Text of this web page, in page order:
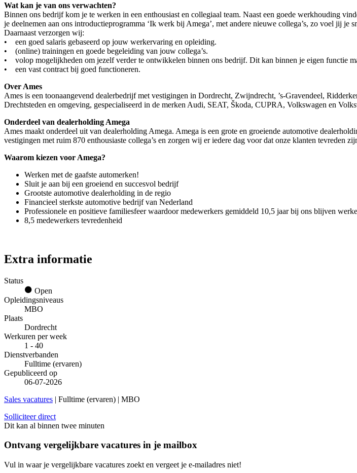
Wat kan je van ons verwachten?
Binnen ons bedrijf kom je te werken in een enthousiast en collegiaal team. Naast een goede werkhouding
je deelnemen aan ons introductieprogramma ‘Ik werk bij Amega’, met andere nieuwe collega’s, zo voel jij je
Daarnaast verzorgen wij:
• een goed salaris gebaseerd op jouw werkervaring en opleiding.
• (online) trainingen en goede begeleiding van jouw collega’s.
• volop mogelijkheden om jezelf verder te ontwikkelen binnen ons bedrijf. Dit kan binnen je eigen functie
• een vast contract bij goed functioneren.
Over Ames
Ames is een toonaangevend dealerbedrijf met vestigingen in Dordrecht, Zwijndrecht, ’s-Gravendeel,
Drechtsteden en omgeving, gespecialiseerd in de merken Audi, SEAT, Škoda, CUPRA, Volkswagen en
Onderdeel van dealerholding Amega
Ames maakt onderdeel uit van dealerholding Amega. Amega is een grote en groeiende automotive
vestigingen met ruim 870 enthousiaste collega’s en zorgen wij er iedere dag voor dat onze klanten tevreden
Waarom kiezen voor Amega?
Werken met de gaafste automerken!
Sluit je aan bij een groeiend en succesvol bedrijf
Grootste automotive dealerholding in de regio
Financieel sterkste automotive bedrijf van Nederland
Professionele en positieve familiesfeer waardoor medewerkers gemiddeld 10,5 jaar bij ons blijven
8,5 medewerkers tevredenheid
Extra informatie
Status
Open
Opleidingsniveaus
MBO
Plaats
Dordrecht
Werkuren per week
1 - 40
Dienstverbanden
Fulltime (ervaren)
Gepubliceerd op
06-07-2026
Sales vacatures | Fulltime (ervaren) | MBO
Solliciteer direct
Dit kan al binnen twee minuten
Ontvang vergelijkbare vacatures in je mailbox
Vul in waar je vergelijkbare vacatures zoekt en vergeet je e-mailadres niet!